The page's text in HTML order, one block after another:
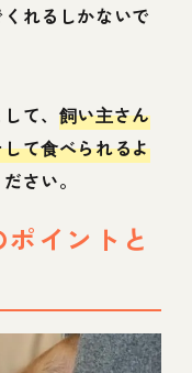
れるしかないで
て、 飼い主さん
て食べられるよ
さい。
イントと